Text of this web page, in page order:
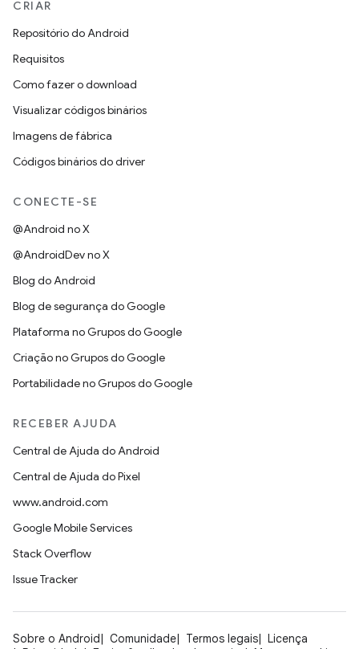
CRIAR
Repositório do Android
Requisitos
Como fazer o download
Visualizar códigos binários
Imagens de fábrica
Códigos binários do driver
CONECTE-SE
@Android no X
@AndroidDev no X
Blog do Android
Blog de segurança do Google
Plataforma no Grupos do Google
Criação no Grupos do Google
Portabilidade no Grupos do Google
RECEBER AJUDA
Central de Ajuda do Android
Central de Ajuda do Pixel
www.android.com
Google Mobile Services
Stack Overflow
Issue Tracker
Sobre o Android Comunidade Termos legais
Licença